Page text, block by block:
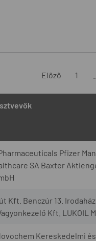
Előző 1
Pfizer
SA Baxter
Kft. Benczúr 13.
Kft. LUKOIL
Kereskedelmi